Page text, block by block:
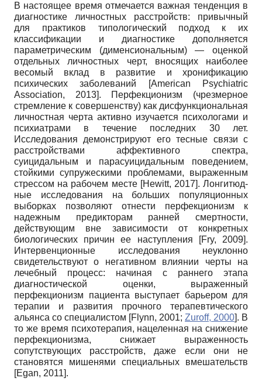
В настоящее время отмечается важная тенденция в
диагностике личностных расстройств: привычный
для практиков типологический подход к их
классификации и диагностике дополняется
параметрическим (дименсиональным)—оценкой
отдельных личностных черт, вносящих наиболее
весомый вклад в развитие и хронификацию
психических заболеваний
[American Psychiatric
Association, 2013]. Перфекционизм (чрезмерное
стремление к совершенству) как дисфункциональная
личностная черта активно изучается психологами и
психиатрами в течение последних 30 лет.
Исследования демонстрируют его тесные связи с
расстройствами аффективного спектра,
суицидальным и парасуицидальным поведением,
стойкими супружескими проблемами, выраженным
стрессом на рабочем месте [Hewitt, 2017]. Лонгитюд­
ные исследования на больших популяционных
выборках позволяют отнести перфекционизм к
надежным предикторам ранней смертности,
действующим вне зависимости от конкретных
биологических причин ее наступления
[Fry, 2009].
Интервенционные исследования неуклонно
свидетельствуют о негативном влиянии черты на
лечебный процесс: начиная с раннего этапа
диагностической оценки, выраженный
перфекционизм пациента выступает барьером для
терапии и развития прочного терапевтического
альянса со специалистом [Flynn, 2001; Zuroff, 2000]. В
то же время психотерапия, нацеленная на снижение
перфекционизма, снижает выраженность
сопутствующих расстройств, даже если они не
становятся мишенями специальных вмешательств
[Egan, 2011].